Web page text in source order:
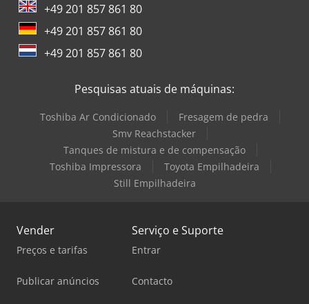
+49 201 857 861 80
+49 201 857 861 80
+49 201 857 861 80
Pesquisas atuais de máquinas:
Toshiba Ar Condicionado
Fresagem de pedra
Smv Reachstacker
Tanques de mistura e de compensação
Toshiba Impressora
Toyota Empilhadeira
Still Empilhadeira
Vender
Preços e tarifas
Publicar anúncios
Serviço e Suporte
Entrar
Contacto